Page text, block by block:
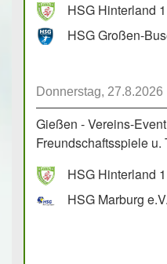
HSG Hinterland 1
Donnerstag, 27.8.2026
Gießen - Vereins-
Freundschaftsspiele u.
HSG Hinterland 1
HSG Marburg